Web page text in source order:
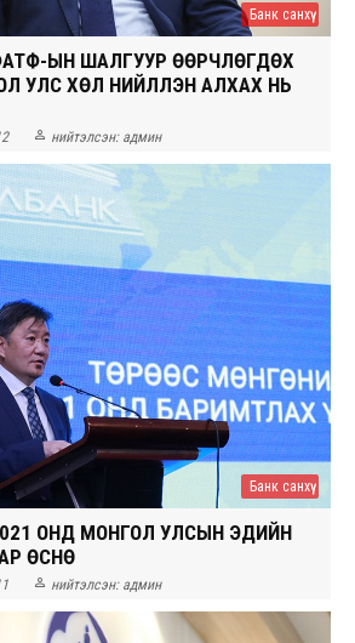
Банк санхүү
ЫН ШАЛГУУР ӨӨРЧЛӨГДӨХ
УЛС ХӨЛ НИЙЛҮҮЛЭН АЛХАХ НЬ
 нийтэлсэн: админ
Банк санхүү
ОНД МОНГОЛ УЛСЫН ЭДИЙН
ӨСНӨ
 нийтэлсэн: админ